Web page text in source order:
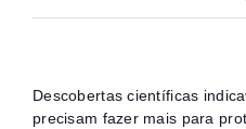
Descobertas científicas
precisam fazer mais para